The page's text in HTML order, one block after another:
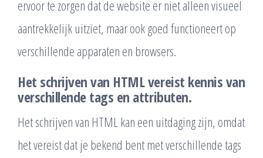
ervoor te zorgen dat de website er niet alleen visueel
aantrekkelijk uitziet, maar ook goed functioneert op
verschillende apparaten en browsers.
Het schrijven van HTML vereist kennis van
verschillende tags en attributen.
Het schrijven van HTML kan een uitdaging zijn, omdat
het vereist dat je bekend bent met verschillende tags